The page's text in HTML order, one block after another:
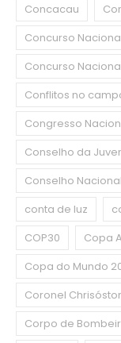
Concacau
Concurso
Concurso
Conflitos no
Congresso
Conselho da
Conselho
conta de luz
COP30
Copa
Copa do Mundo
Coronel
Corpo de